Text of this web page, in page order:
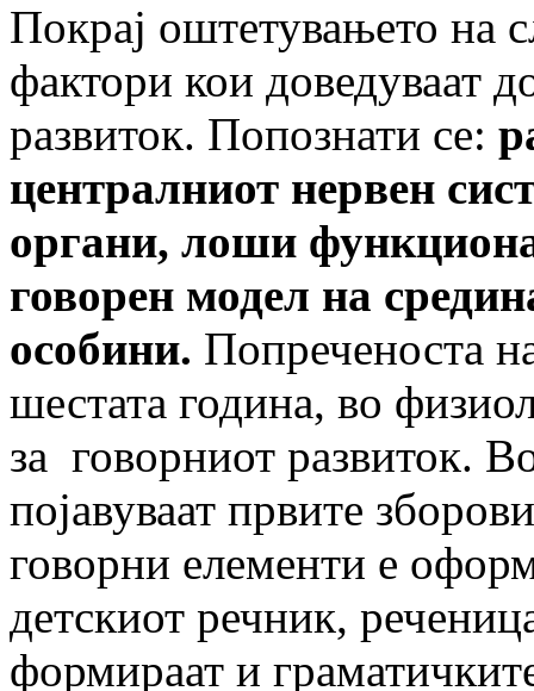
Покрај оштетувањето на
фактори кои доведуваат
развиток. Попознати се:
централниот нервен
органи, лоши
говорен модел на
особини. Попреченоста
шестата година, во
за говорниот развиток.
појавуваат првите
говорни елементи е
детскиот речник,
формираат и